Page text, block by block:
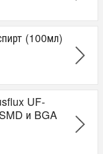
(100мл)
UF-
и BGA